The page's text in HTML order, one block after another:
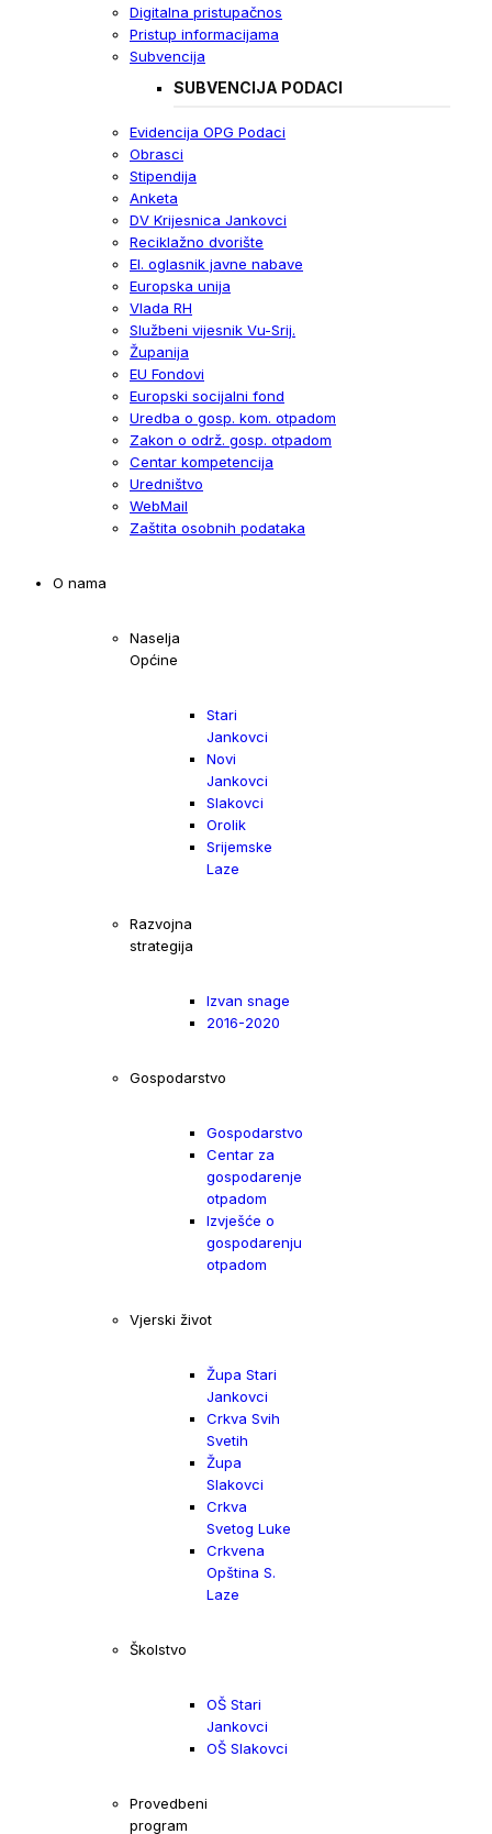
Digitalna pristupačnos
Pristup informacijama
Subvencija
SUBVENCIJA PODACI
Evidencija OPG Podaci
Obrasci
Stipendija
Anketa
DV Krijesnica Jankovci
Reciklažno dvorište
El. oglasnik javne nabave
Europska unija
Vlada RH
Službeni vijesnik Vu-Srij.
Županija
EU Fondovi
Europski socijalni fond
Uredba o gosp. kom. otpadom
Zakon o održ. gosp. otpadom
Centar kompetencija
Uredništvo
WebMail
Zaštita osobnih podataka
O nama
Naselja
Općine
Stari
Jankovci
Novi
Jankovci
Slakovci
Orolik
Srijemske
Laze
Razvojna
strategija
Izvan snage
2016-2020
Gospodarstvo
Gospodarstvo
Centar za
gospodarenje
otpadom
Izvješće o
gospodarenju
otpadom
Vjerski život
Župa Stari
Jankovci
Crkva Svih
Svetih
Župa
Slakovci
Crkva
Svetog Luke
Crkvena
Opština S.
Laze
Školstvo
OŠ Stari
Jankovci
OŠ Slakovci
Provedbeni
program